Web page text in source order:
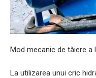
Mod mecanic de tăiere a
La utilizarea unui cric